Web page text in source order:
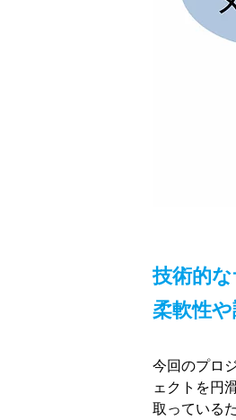
技術的
柔軟性
今回のプロ
ェクトを円
取っている